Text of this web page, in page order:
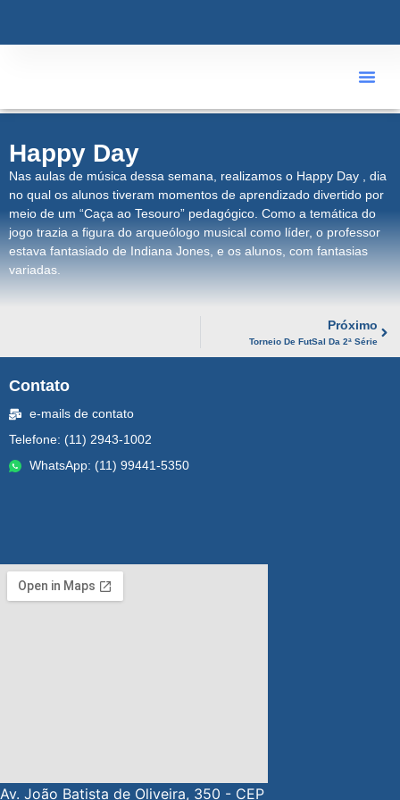
Happy Day
Nas aulas de música dessa semana, realizamos o Happy Day , dia
no qual os alunos tiveram momentos de aprendizado divertido por
meio de um “Caça ao Tesouro” pedagógico. Como a temática do
jogo trazia a figura do arqueólogo musical como líder, o professor
estava fantasiado de Indiana Jones, e os alunos, com fantasias
variadas.
Próximo
Torneio De FutSal Da 2ª Série
Contato
e-mails de contato
Telefone: (11) 2943-1002
WhatsApp: (11) 99441-5350
Av. João Batista de Oliveira, 350 - CEP